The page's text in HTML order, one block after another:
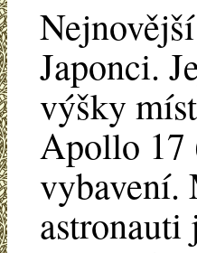
Japonci.
výšky
Apollo 17
vybavení.
astronauti